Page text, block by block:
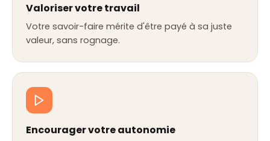
Valoriser votre travail
Votre savoir-faire mérite d'être payé à sa juste
valeur, sans rognage.
Encourager votre autonomie